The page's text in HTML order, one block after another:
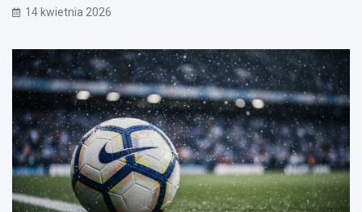
14 kwietnia 2026